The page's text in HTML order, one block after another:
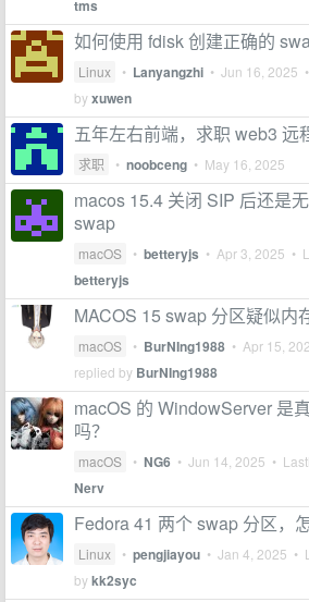
tms
如何使用 fdisk 创建正确的
Linux • Lanyangzhi • Jun 16, 2025
byxuwen
五年左右前端，求职 web3 远
求职 • noobceng • May 16, 2025
macos 15.4 关闭 SIP 后还是
swap
macOS • betteryjs • Apr 3, 2025 •
betteryjs
MACOS 15 swap 分区疑似内
macOS • BurNIng1988 • Apr 15,
replied by BurNIng1988
macOS 的 WindowServer 是
吗？
macOS • NG6 • Jun 14, 2025 •
Nerv
Fedora 41 两个 swap 分区，
Linux • pengjiayou • Jan 4, 2025 •
bykk2syc